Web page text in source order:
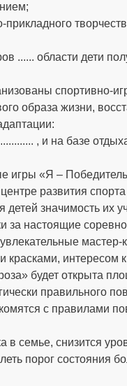
прикладного
...... области дети
спортивно-
образа жизни,
, и на базе
игры «Я –
развития
значимость их
за настоящие
красками, интересом
будет открыта
правильного
с правилами
в семье, снизится
порог состояния